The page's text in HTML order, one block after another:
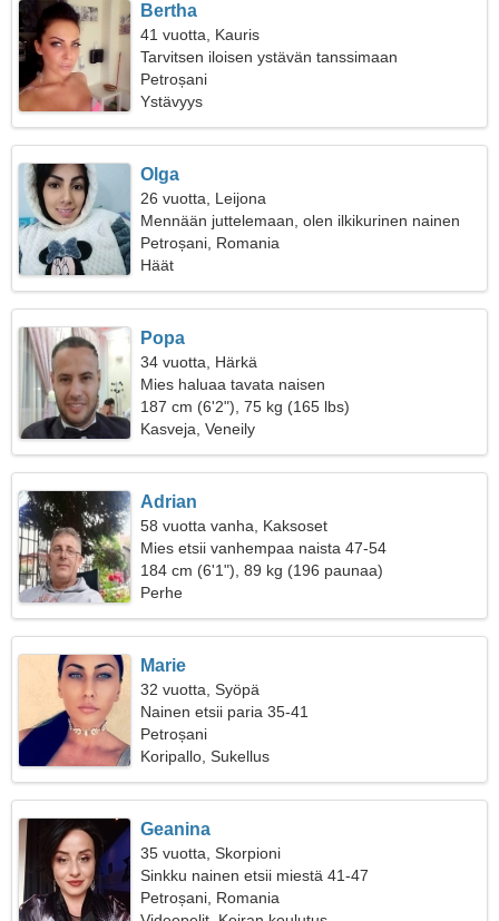
Bertha
41 vuotta, Kauris
Tarvitsen iloisen ystävän tanssimaan
Petroșani
Ystävyys
Olga
26 vuotta, Leijona
Mennään juttelemaan, olen ilkikurinen nainen
Petroșani, Romania
Häät
Popa
34 vuotta, Härkä
Mies haluaa tavata naisen
187 cm (6'2"), 75 kg (165 lbs)
Kasveja, Veneily
Adrian
58 vuotta vanha, Kaksoset
Mies etsii vanhempaa naista 47-54
184 cm (6'1"), 89 kg (196 paunaa)
Perhe
Marie
32 vuotta, Syöpä
Nainen etsii paria 35-41
Petroșani
Koripallo, Sukellus
Geanina
35 vuotta, Skorpioni
Sinkku nainen etsii miestä 41-47
Petroșani, Romania